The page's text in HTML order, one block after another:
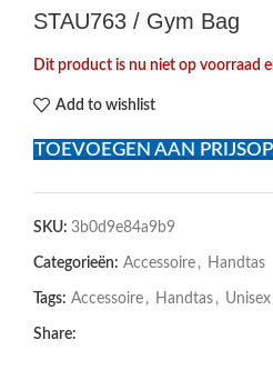
STAU763 / Gym Bag
Dit product is nu niet op voorraad
Add to wishlist
TOEVOEGEN AAN
SKU: 3b0d9e84a9b9
Categorieën: Accessoire , Handtas
Tags: Accessoire , Handtas , Unisex
Share: